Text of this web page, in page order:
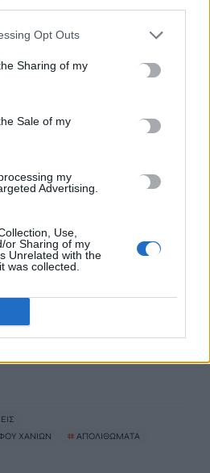
Opt Outs
Sharing of my
Sale of my
my
Advertising.
Use,
or Sharing of my
Unrelated with the
was collected.
για σεξουαλική
εκδίδει ηλεκτρονικά
– Απεγκλωβίστηκε ένα άτομο
ΧΑΝΙΩΝ # ΑΠΟΛΙΘΩΜΑΤΑ